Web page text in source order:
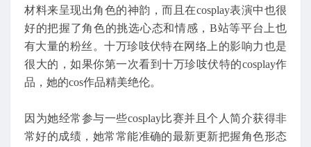
材料来呈现出角色的神韵，而且在cosplay表演中也很
好的把握了角色的挑选心态和情感，B站等平台上也
有大量的粉丝。十万珍吱伏特在网络上的影响力也是
很大的，如果你第一次看到十万珍吱伏特的cosplay作
品，她的cos作品精美绝伦。
因为她经常参与一些cosplay比赛并且个人简介获得非
常好的成绩，她常常能准确的最新更新把握角色形态